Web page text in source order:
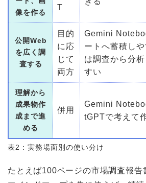
表2：実務場面別の使い分け
像を作る
T
公開Web
を広く調
査する
目的
に応
じて
両方
Gemini
ートへ蓄積し
は調査から分
すい
理解から
成果物作
成まで進
める
併用
Gemini
tGPTで考えて
たとえば100ページの市場調査報告